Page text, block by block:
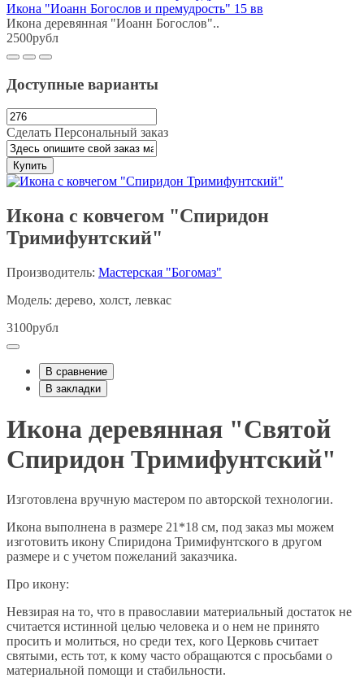
Икона "Иоанн Богослов и премудрость" 15 вв
Икона деревянная "Иоанн Богослов"..
2500рубл
Доступные варианты
Сделать Персональный заказ
Купить
Икона с ковчегом "Спиридон
Тримифунтский"
Производитель: Мастерская "Богомаз"
Модель: дерево, холст, левкас
3100рубл
В сравнение
В закладки
Икона деревянная "Святой
Спиридон Тримифунтский"
Изготовлена вручную мастером по авторской технологии.
Икона выполнена в размере 21*18 см, под заказ мы можем
изготовить икону Спиридона Тримифунтского в другом
размере и с учетом пожеланий заказчика.
Про икону:
Невзирая на то, что в православии материальный достаток не
считается истинной целью человека и о нем не принято
просить и молиться, но среди тех, кого Церковь считает
святыми, есть тот, к кому часто обращаются с просьбами о
материальной помощи и стабильности.